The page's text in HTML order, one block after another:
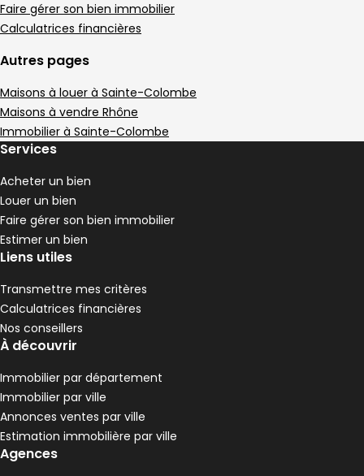
535 000 €
Maison • 7 pièces • 201 m²
DPE :
D 4 chambres
,
Terrain 1177 m²
312 000 €
Pont-Évêque - 38780
Maison • 4 pièces • 90 m²
DPE :
D 3 chambres
Faire gérer son bien immobilier
Calculatrices financières
Autres pages
Maisons à louer à Sainte-Colombe
Maisons à vendre Rhône
Immobilier à Sainte-Colombe
Services
Acheter un bien
Louer un bien
Faire gérer son bien immobilier
Estimer un bien
Liens utiles
Transmettre mes critères
Calculatrices financières
Nos conseillers
À découvrir
Immobilier par département
Immobilier par ville
Annonces ventes par ville
Estimation immobilière par ville
Agences